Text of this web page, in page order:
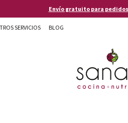
Envío gratuito para
SERVICIOS BLOG